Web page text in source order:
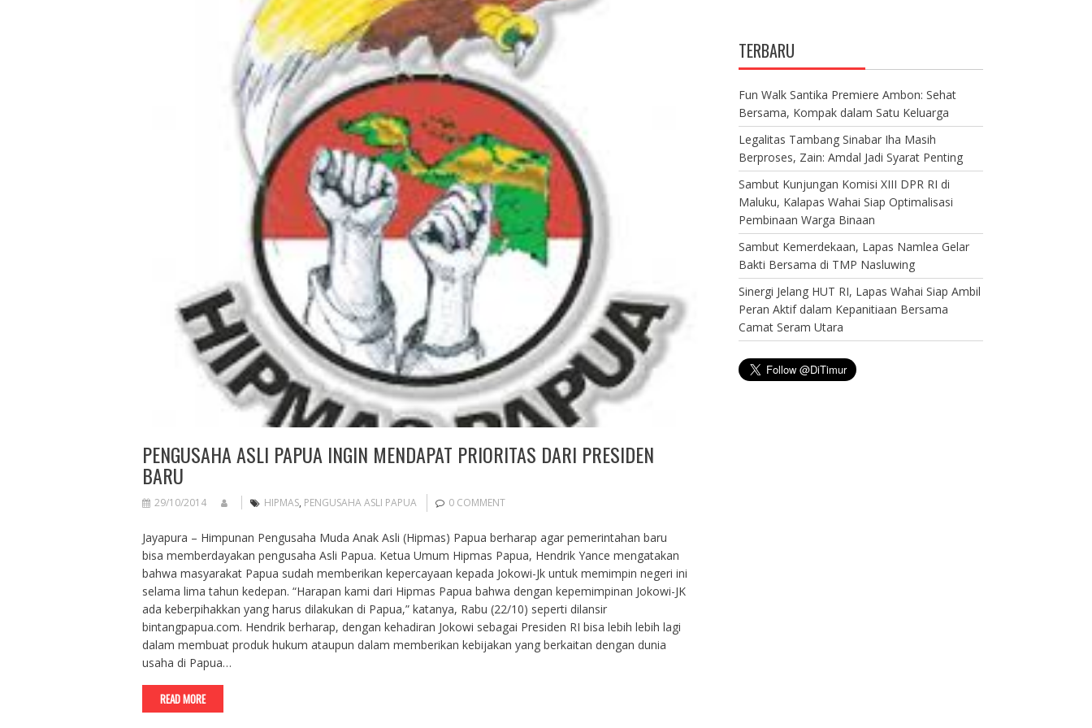
PENGUSAHA ASLI PAPUA INGIN MENDAPAT PRIORITAS DARI PRESIDEN
BARU
29/10/2014 HIPMAS, PENGUSAHA ASLI PAPUA 0 COMMENT
Jayapura – Himpunan Pengusaha Muda Anak Asli (Hipmas) Papua berharap agar pemerintahan baru
bisa memberdayakan pengusaha Asli Papua. Ketua Umum Hipmas Papua, Hendrik Yance mengatakan
bahwa masyarakat Papua sudah memberikan kepercayaan kepada Jokowi-Jk untuk memimpin negeri ini
selama lima tahun kedepan. “Harapan kami dari Hipmas Papua bahwa dengan kepemimpinan Jokowi-JK
ada keberpihakkan yang harus dilakukan di Papua,” katanya, Rabu (22/10) seperti dilansir
bintangpapua.com. Hendrik berharap, dengan kehadiran Jokowi sebagai Presiden RI bisa lebih lebih lagi
dalam membuat produk hukum ataupun dalam memberikan kebijakan yang berkaitan dengan dunia
usaha di Papua…
READ MORE
TERBARU
Fun Walk Santika Premiere Ambon: Sehat
Bersama, Kompak dalam Satu Keluarga
Legalitas Tambang Sinabar Iha Masih
Berproses, Zain: Amdal Jadi Syarat Penting
Sambut Kunjungan Komisi XIII DPR RI di
Maluku, Kalapas Wahai Siap Optimalisasi
Pembinaan Warga Binaan
Sambut Kemerdekaan, Lapas Namlea Gelar
Bakti Bersama di TMP Nasluwing
Sinergi Jelang HUT RI, Lapas Wahai Siap Ambil
Peran Aktif dalam Kepanitiaan Bersama
Camat Seram Utara